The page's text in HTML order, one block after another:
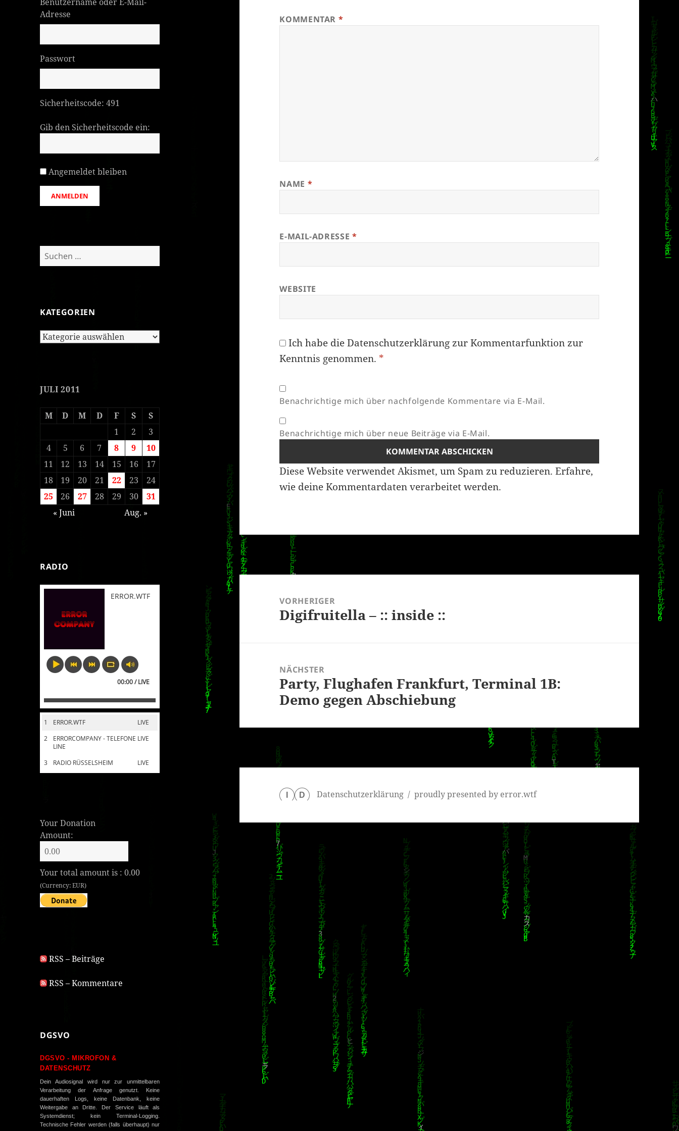
Adresse
Passwort
Sicherheitscode: 491
Gib den Sicherheitscode ein:
Angemeldet bleiben
ANMELDEN
Suchen
nach:
KATEGORIEN
Kategorien
JULI 2011
M D M D F S
S
1
2
3
4
5 6 7 8 9
10
11
12 13 14 15 16
17
18
19 20 21 22 23
24
25
26 27 28 29 30
31
« Juni
Aug. »
RADIO
ERROR.WTF
00:00 / LIVE
1 LIVE
ERROR.WTF
2
LIVE
ERRORCOMPANY - TELEFONE
LINE
3
LIVE
RADIO RÜSSELSHEIM
Your Donation
Amount:
Your total amount is :0.00
(Currency: EUR)
RSS – Beiträge
RSS – Kommentare
DGSVO
DGSVO - MIKROFON &
DATENSCHUTZ
Dein Audiosignal wird nur zur unmittelbaren
Verarbeitung der Anfrage genutzt. Keine
dauerhaften Logs, keine Datenbank, keine
Weitergabe an Dritte. Der Service läuft als
Systemdienst; kein Terminal-Logging.
Technische Fehler werden (falls überhaupt) nur
KOMMENTAR *
NAME *
E-MAIL-ADRESSE *
WEBSITE
Ich habe dieDatenschutzerklärungzur Kommentarfunktion zur
Kenntnis genommen. *
Benachrichtige mich über nachfolgende Kommentare via E-Mail.
Benachrichtige mich über neue Beiträge via E-Mail.
Diese Website verwendet Akismet, um Spam zu reduzieren.Erfahre,
wie deine Kommentardaten verarbeitet werden.
VORHERIGER
Vorheriger
Digifruitella – :: inside ::
NÄCHSTER
Nächster
Beitrag:
Party, Flughafen Frankfurt, Terminal 1B:
Demo gegen Abschiebung
D Datenschutzerklärung proudly presented by error.wtf